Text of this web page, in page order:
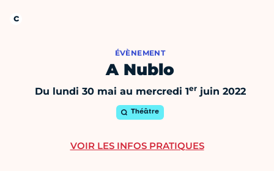
ÉVÈNEMENT
A Nublo
Du lundi 30 mai au mercredi 1erjuin 2022
Théâtre
VOIR LES INFOS PRATIQUES